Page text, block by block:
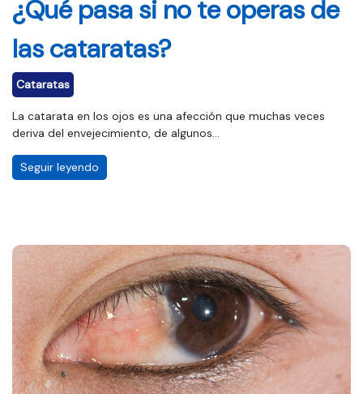
¿Qué pasa si no te operas de
las cataratas?
Cataratas
La catarata en los ojos es una afección que muchas veces
deriva del envejecimiento, de algunos...
Seguir leyendo